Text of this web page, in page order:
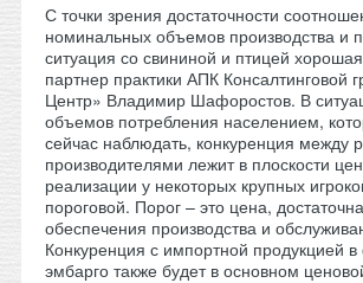
С точки зрения достаточности
номинальных объемов производства и
ситуация со свининой и птицей
партнер практики АПК Консалтинговой
Центр» Владимир Шафоростов. В
объемов потребления населением,
сейчас наблюдать, конкуренция между
производителями лежит в плоскости
реализации у некоторых крупных
пороговой. Порог – это цена,
обеспечения производства и
Конкуренция с импортной продукцией
эмбарго также будет в основном